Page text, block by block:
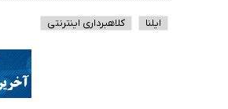
ایلنا کلاهبرداری اینترنتی